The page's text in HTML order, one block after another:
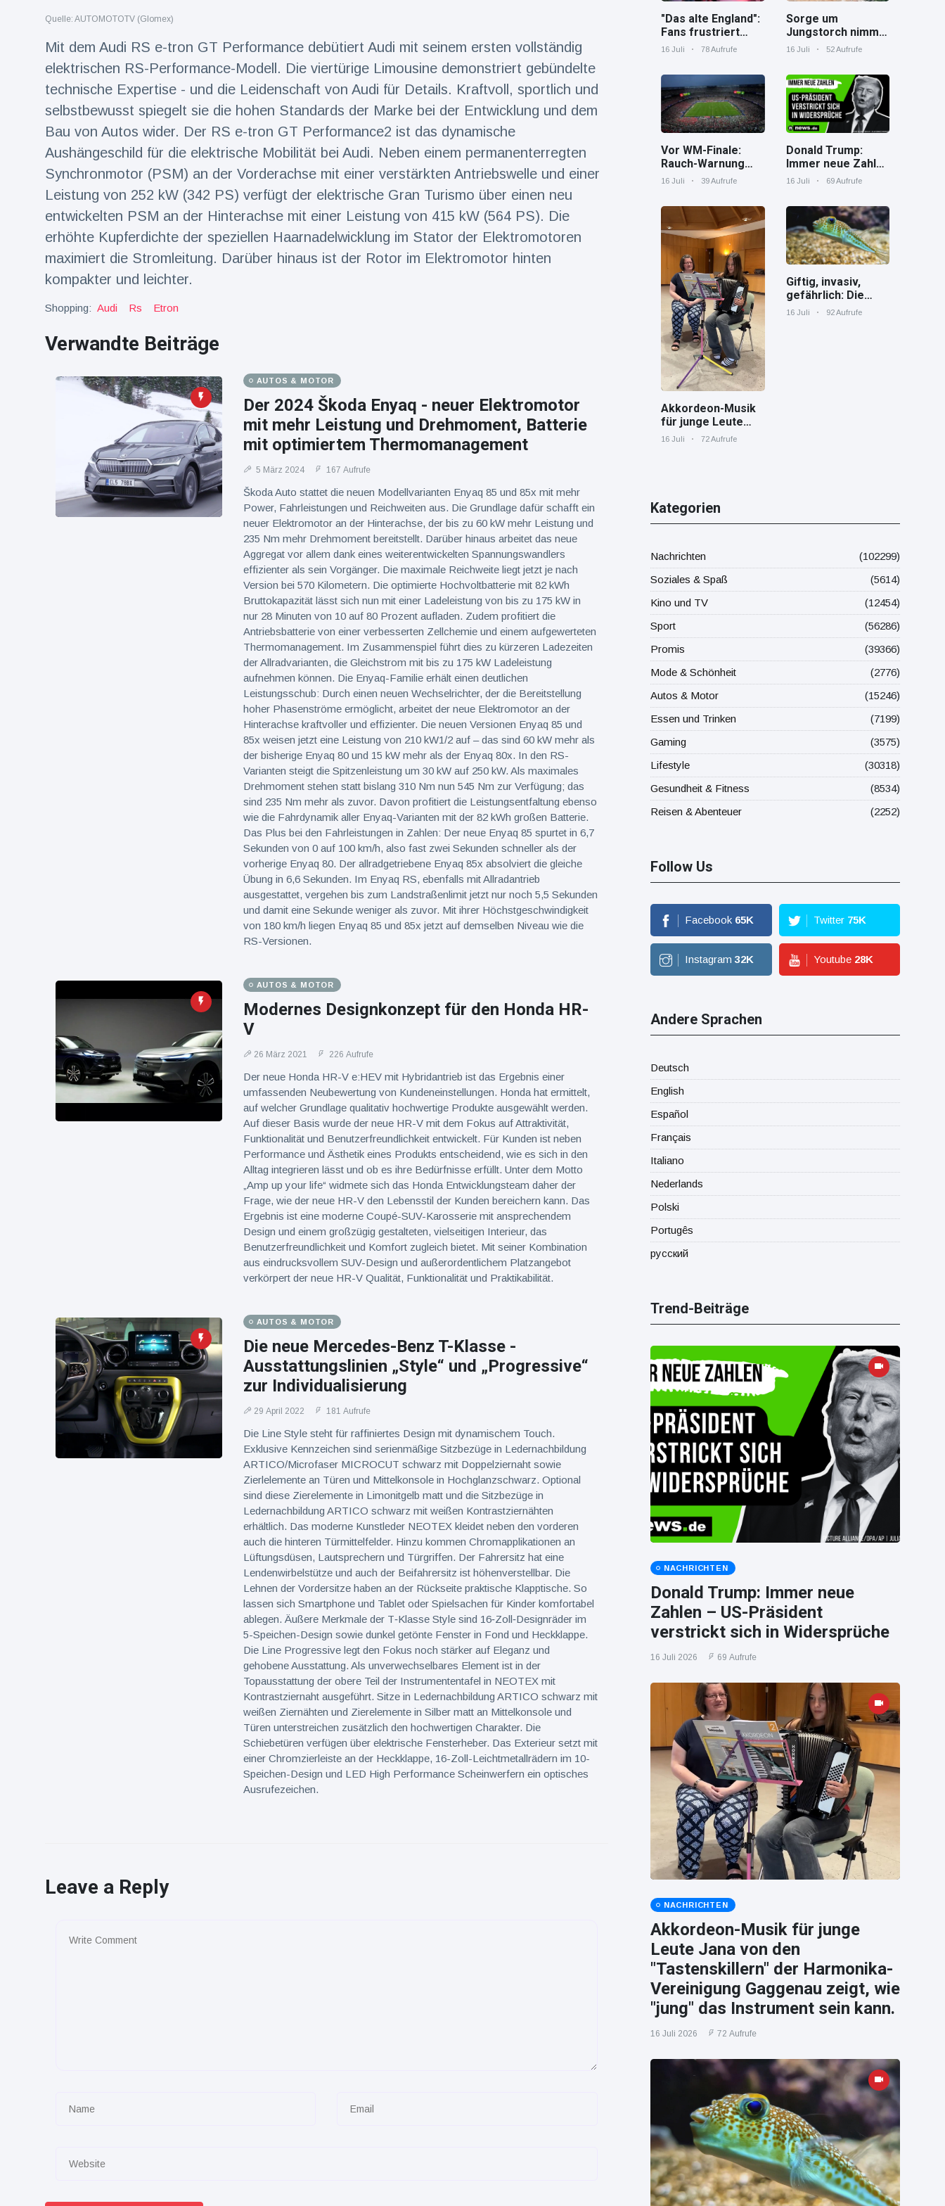
Reisen & Abenteuer
(2252)
Neueste
Nachrichten
"Das alte
England":
Fans
frustriert
Aus
16 Juli
Sorge um
Jungstorch
nimmt
glückliche
Wendung
16 Juli
52
Vor WM-
Rauch-
und Hitze
in New
Quelle: AUTOMOTOTV (Glomex)
Mit dem Audi RS e-tron GT Performance debütiert Audi mit seinem ersten vollständig
elektrischen RS-Performance-Modell. Die viertürige Limousine demonstriert gebündelte
technische Expertise - und die Leidenschaft von Audi für Details. Kraftvoll, sportlich und
selbstbewusst spiegelt sie die hohen Standards der Marke bei der Entwicklung und dem
Bau von Autos wider. Der RS e-tron GT Performance2 ist das dynamische
Aushängeschild für die elektrische Mobilität bei Audi. Neben einem permanenterregten
Synchronmotor (PSM) an der Vorderachse mit einer verstärkten Antriebswelle und einer
Leistung von 252 kW (342 PS) verfügt der elektrische Gran Turismo über einen neu
entwickelten PSM an der Hinterachse mit einer Leistung von 415 kW (564 PS). Die
erhöhte Kupferdichte der speziellen Haarnadelwicklung im Stator der Elektromotoren
maximiert die Stromleitung. Darüber hinaus ist der Rotor im Elektromotor hinten
kompakter und leichter.
Shopping: Audi Rs Etron
Verwandte Beiträge
AUTOS & MOTOR
Der 2024 Škoda Enyaq - neuer Elektromotor
mit mehr Leistung und Drehmoment, Batterie
mit optimiertem Thermomanagement
5 März 2024 167 Aufrufe
Škoda Auto stattet die neuen Modellvarianten Enyaq 85 und 85x mit mehr
Power, Fahrleistungen und Reichweiten aus. Die Grundlage dafür schafft ein
neuer Elektromotor an der Hinterachse, der bis zu 60 kW mehr Leistung und
235 Nm mehr Drehmoment bereitstellt. Darüber hinaus arbeitet das neue
Aggregat vor allem dank eines weiterentwickelten Spannungswandlers
effizienter als sein Vorgänger. Die maximale Reichweite liegt jetzt je nach
Version bei 570 Kilometern. Die optimierte Hochvoltbatterie mit 82 kWh
Bruttokapazität lässt sich nun mit einer Ladeleistung von bis zu 175 kW in
nur 28 Minuten von 10 auf 80 Prozent aufladen. Zudem profitiert die
Antriebsbatterie von einer verbesserten Zellchemie und einem aufgewerteten
Thermomanagement. Im Zusammenspiel führt dies zu kürzeren Ladezeiten
der Allradvarianten, die Gleichstrom mit bis zu 175 kW Ladeleistung
aufnehmen können. Die Enyaq-Familie erhält einen deutlichen
Leistungsschub: Durch einen neuen Wechselrichter, der die Bereitstellung
hoher Phasenströme ermöglicht, arbeitet der neue Elektromotor an der
Hinterachse kraftvoller und effizienter. Die neuen Versionen Enyaq 85 und
85x weisen jetzt eine Leistung von 210 kW1/2 auf – das sind 60 kW mehr als
der bisherige Enyaq 80 und 15 kW mehr als der Enyaq 80x. In den RS-
Varianten steigt die Spitzenleistung um 30 kW auf 250 kW. Als maximales
Drehmoment stehen statt bislang 310 Nm nun 545 Nm zur Verfügung; das
sind 235 Nm mehr als zuvor. Davon profitiert die Leistungsentfaltung ebenso
wie die Fahrdynamik aller Enyaq-Varianten mit der 82 kWh großen Batterie.
Das Plus bei den Fahrleistungen in Zahlen: Der neue Enyaq 85 spurtet in 6,7
Sekunden von 0 auf 100 km/h, also fast zwei Sekunden schneller als der
vorherige Enyaq 80. Der allradgetriebene Enyaq 85x absolviert die gleiche
Übung in 6,6 Sekunden. Im Enyaq RS, ebenfalls mit Allradantrieb
ausgestattet, vergehen bis zum Landstraßenlimit jetzt nur noch 5,5 Sekunden
und damit eine Sekunde weniger als zuvor. Mit ihrer Höchstgeschwindigkeit
von 180 km/h liegen Enyaq 85 und 85x jetzt auf demselben Niveau wie die
RS-Versionen.
AUTOS & MOTOR
Modernes Designkonzept für den Honda HR-
V
26 März 2021 226 Aufrufe
Der neue Honda HR-V e:HEV mit Hybridantrieb ist das Ergebnis einer
umfassenden Neubewertung von Kundeneinstellungen. Honda hat ermittelt,
auf welcher Grundlage qualitativ hochwertige Produkte ausgewählt werden.
Auf dieser Basis wurde der neue HR-V mit dem Fokus auf Attraktivität,
Funktionalität und Benutzerfreundlichkeit entwickelt. Für Kunden ist neben
Performance und Ästhetik eines Produkts entscheidend, wie es sich in den
Alltag integrieren lässt und ob es ihre Bedürfnisse erfüllt. Unter dem Motto
„Amp up your life“ widmete sich das Honda Entwicklungsteam daher der
Frage, wie der neue HR-V den Lebensstil der Kunden bereichern kann. Das
Ergebnis ist eine moderne Coupé-SUV-Karosserie mit ansprechendem
Design und einem großzügig gestalteten, vielseitigen Interieur, das
Benutzerfreundlichkeit und Komfort zugleich bietet. Mit seiner Kombination
aus eindrucksvollem SUV-Design und außerordentlichem Platzangebot
verkörpert der neue HR-V Qualität, Funktionalität und Praktikabilität.
AUTOS & MOTOR
Die neue Mercedes-Benz T-Klasse -
Ausstattungslinien „Style“ und „Progressive“
zur Individualisierung
29 April 2022 181 Aufrufe
Die Line Style steht für raffiniertes Design mit dynamischem Touch.
Exklusive Kennzeichen sind serienmäßige Sitzbezüge in Ledernachbildung
ARTICO/Microfaser MICROCUT schwarz mit Doppelziernaht sowie
Zierlelemente an Türen und Mittelkonsole in Hochglanzschwarz. Optional
sind diese Zierelemente in Limonitgelb matt und die Sitzbezüge in
Ledernachbildung ARTICO schwarz mit weißen Kontrastziernähten
erhältlich. Das moderne Kunstleder NEOTEX kleidet neben den vorderen
auch die hinteren Türmittelfelder. Hinzu kommen Chromapplikationen an
Lüftungsdüsen, Lautsprechern und Türgriffen. Der Fahrersitz hat eine
Lendenwirbelstütze und auch der Beifahrersitz ist höhenverstellbar. Die
Lehnen der Vordersitze haben an der Rückseite praktische Klapptische. So
lassen sich Smartphone und Tablet oder Spielsachen für Kinder komfortabel
ablegen. Äußere Merkmale der T‑Klasse Style sind 16‑Zoll‑Designräder im
5-Speichen-Design sowie dunkel getönte Fenster in Fond und Heckklappe.
Die Line Progressive legt den Fokus noch stärker auf Eleganz und
gehobene Ausstattung. Als unverwechselbares Element ist in der
Topausstattung der obere Teil der Instrumententafel in NEOTEX mit
Kontrastziernaht ausgeführt. Sitze in Ledernachbildung ARTICO schwarz mit
weißen Ziernähten und Zierelemente in Silber matt an Mittelkonsole und
Türen unterstreichen zusätzlich den hochwertigen Charakter. Die
Schiebetüren verfügen über elektrische Fensterheber. Das Exterieur setzt mit
einer Chromzierleiste an der Heckklappe, 16-Zoll-Leichtmetallrädern im 10-
Speichen-Design und LED High Performance Scheinwerfern ein optisches
Ausrufezeichen.
Leave a Reply
"Das alte England":
Fans frustriert
nach WM-Aus
16 Juli 78 Aufrufe
Sorge um
Jungstorch nimmt
glückliche
16 Juli 52 Aufrufe
Vor WM-Finale:
Rauch-Warnung
und Hitze in New
16 Juli 39 Aufrufe
Donald Trump:
Immer neue Zahlen
– US-Präsident
Widersprüche
16 Juli 69 Aufrufe
Akkordeon-Musik
für junge Leute
Jana von den
wie "jung" das
Instrument sein
kann.
16 Juli 72 Aufrufe
Giftig, invasiv,
gefährlich: Die
Spaßverderber im
16 Juli 92 Aufrufe
Kategorien
Nachrichten
(102299)
Soziales & Spaß
(5614)
Kino und TV
(12454)
Sport
(56286)
Promis
(39366)
Mode & Schönheit
(2776)
Autos & Motor
(15246)
Essen und Trinken
(7199)
Gaming
(3575)
Lifestyle
(30318)
Gesundheit & Fitness
(8534)
Reisen & Abenteuer
(2252)
Follow Us
Facebook 65K Twitter 75K
Instagram 32K Youtube 28K
Andere Sprachen
Deutsch
English
Español
Français
Italiano
Nederlands
Polski
Portugês
русский
Trend-Beiträge
NACHRICHTEN
Donald Trump: Immer neue
Zahlen – US-Präsident
verstrickt sich in Widersprüche
16 Juli 2026 69 Aufrufe
NACHRICHTEN
Akkordeon-Musik für junge
Leute Jana von den
"Tastenskillern" der Harmonika-
Vereinigung Gaggenau zeigt, wie
"jung" das Instrument sein kann.
16 Juli 2026 72 Aufrufe